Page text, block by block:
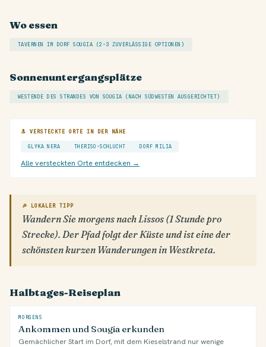
Wo essen
TAVERNEN IM DORF SOUGIA (2-3 ZUVERLÄSSIGE OPTIONEN)
Sonnenuntergangsplätze
WESTENDE DES STRANDES VON SOUGIA (NACH SÜDWESTEN AUSGERICHTET)
🔝 VERSTECKTE ORTE IN DER NÄHE
GLYKA NERA THERISO-SCHLUCHT DORF MILIA
Alle versteckten Orte entdecken →
🔎 LOKALER TIPP
Wandern Sie morgens nach Lissos (1 Stunde pro
Strecke). Der Pfad folgt der Küste und ist eine der
schönsten kurzen Wanderungen in Westkreta.
Halbtages-Reiseplan
MORGENS
Ankommen und Sougia erkunden
Gemächlicher Start im Dorf, mit dem Kieselstrand nur wenige